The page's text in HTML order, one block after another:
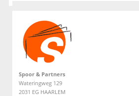
Spoor & Partners
Wateringweg 129
2031 EG HAARLEM